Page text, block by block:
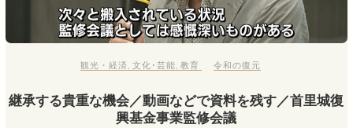
観光・経済 文化･芸能 教育 令和の復元
継承する貴重な機会／動画などで資料を残す／首里城復
興基金事業監修会議